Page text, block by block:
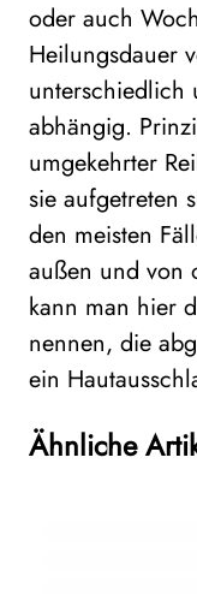
oder auch
Heilungsdauer
unterschiedlich
abhängig.
umgekehrter
sie aufgetreten
den meisten
außen und von
kann man hier
nennen, die
ein
Ähnliche
29. September 2023
04. Oktober 2022